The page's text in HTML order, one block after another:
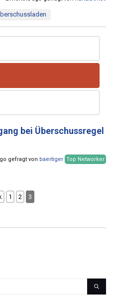
bei Überschussregel
gefragt von baertiger Top Networker
1 2 3